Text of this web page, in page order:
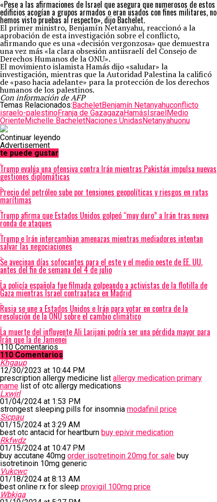
«Pese a las afirmaciones de Israel que asegura que numerosos de estos
edificios acogían a grupos armados o eran usados con fines militares, no
hemos visto pruebas al respecto», dijo Bachelet.
El primer ministro, Benjamín Netanyahu, reaccionó a la
aprobación de esta investigación sobre el conflicto,
afirmando que es una «decisión vergonzosa» que demuestra
una vez más «la clara obsesión antiisraelí del Consejo de
Derechos Humanos de la ONU».
El movimiento islamista Hamás dijo «saludar» la
investigación, mientras que la Autoridad Palestina la calificó
de «paso hacia adelante» para la protección de los derechos
humanos de los palestinos.
Con información de AFP
Temas Relacionados:BacheletBenjamín Netanyahuconflicto
israelo-palestinoFranja de GazagazaHamásIsraelMedio
OrienteMichelle BacheletNaciones UnidasNetanyahuonu
Continuar leyendo
Advertisement
te puede gustar
Trump evalúa una ofensiva contra Irán mientras Pakistán impulsa nuevas
gestiones diplomáticas
Precio del petróleo sube por tensiones geopolíticas y riesgos en rutas
marítimas
Trump afirma que Estados Unidos golpeó “muy duro” a Irán tras nueva
ronda de ataques
Trump e Irán intercambian amenazas mientras mediadores intentan
salvar las negociaciones
Se avecinan días sofocantes para el este y el medio oeste de EE. UU.
antes del fin de semana del 4 de julio
La policía española fue filmada golpeando a activistas de la flotilla de
Gaza mientras Israel contraataca en Madrid
Rusia se une a Estados Unidos e Irán para votar en contra de la
resolución de la ONU sobre el cambio climático
La muerte del influyente Ali Larijani podría ser una pérdida mayor para
Irán que la de Jamenei
110 Comentarios
110 Comentarios
Khgaup
12/30/2023 at 10:44 PM
prescription allergy medicine list allergy medication primary
name list of otc allergy medications
Lxwjrl
01/04/2024 at 1:53 PM
strongest sleeping pills for insomnia modafinil price
Sicpau
01/15/2024 at 3:29 AM
best otc antacid for heartburn buy epivir medication
Rkfwdz
01/15/2024 at 10:47 PM
buy accutane 40mg order isotretinoin 20mg for sale buy
isotretinoin 10mg generic
Vukcwc
01/18/2024 at 8:13 AM
best online rx for sleep provigil 100mg price
Wbkjga